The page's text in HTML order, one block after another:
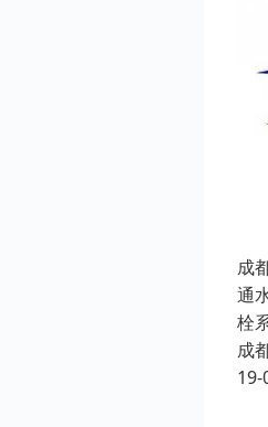
成
通
栓
成
19-